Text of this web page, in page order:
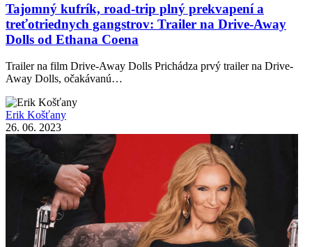
Tajomný kufrík, road-trip plný prekvapení a
treťotriednych gangstrov: Trailer na Drive-Away
Dolls od Ethana Coena
Trailer na film Drive-Away Dolls Prichádza prvý trailer na Drive-
Away Dolls, očakávanú…
Erik Košťany
26. 06. 2023